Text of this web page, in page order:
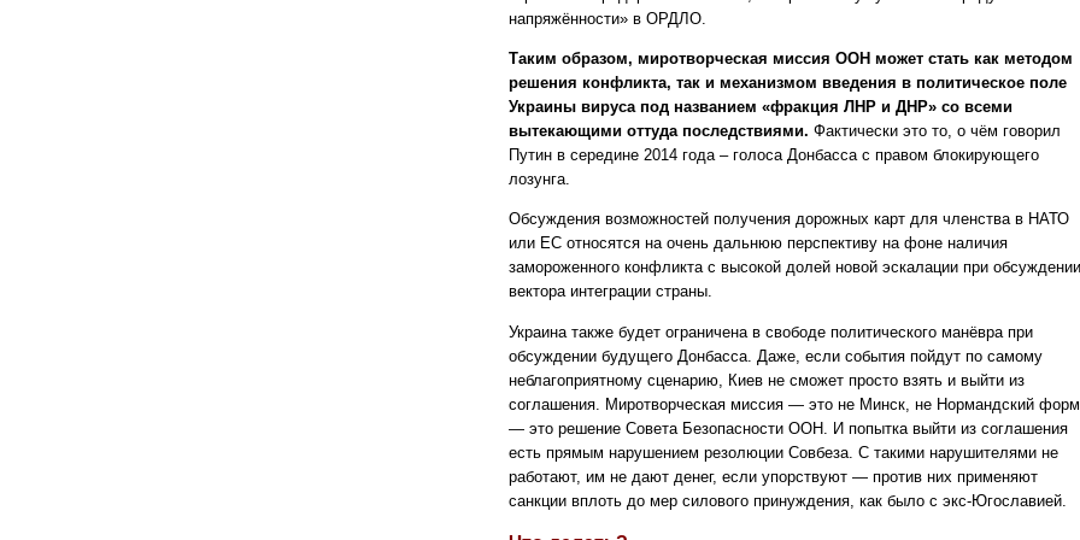
напряжённости» в ОРДЛО.
Таким образом, миротворческая миссия ООН может стать как методом
решения конфликта, так и механизмом введения в политическое поле
Украины вируса под названием «фракция ЛНР и ДНР» со всеми
вытекающими оттуда последствиями. Фактически это то, о чём говорил
Путин в середине 2014 года – голоса Донбасса с правом блокирующего
лозунга.
Обсуждения возможностей получения дорожных карт для членства в НАТО
или ЕС относятся на очень дальнюю перспективу на фоне наличия
замороженного конфликта с высокой долей новой эскалации при обсуждении
вектора интеграции страны.
Украина также будет ограничена в свободе политического манёвра при
обсуждении будущего Донбасса. Даже, если события пойдут по самому
неблагоприятному сценарию, Киев не сможет просто взять и выйти из
соглашения. Миротворческая миссия — это не Минск, не Нормандский
— это решение Совета Безопасности ООН. И попытка выйти из соглашения
есть прямым нарушением резолюции Совбеза. С такими нарушителями не
работают, им не дают денег, если упорствуют — против них применяют
санкции вплоть до мер силового принуждения, как было с экс-Югославией.